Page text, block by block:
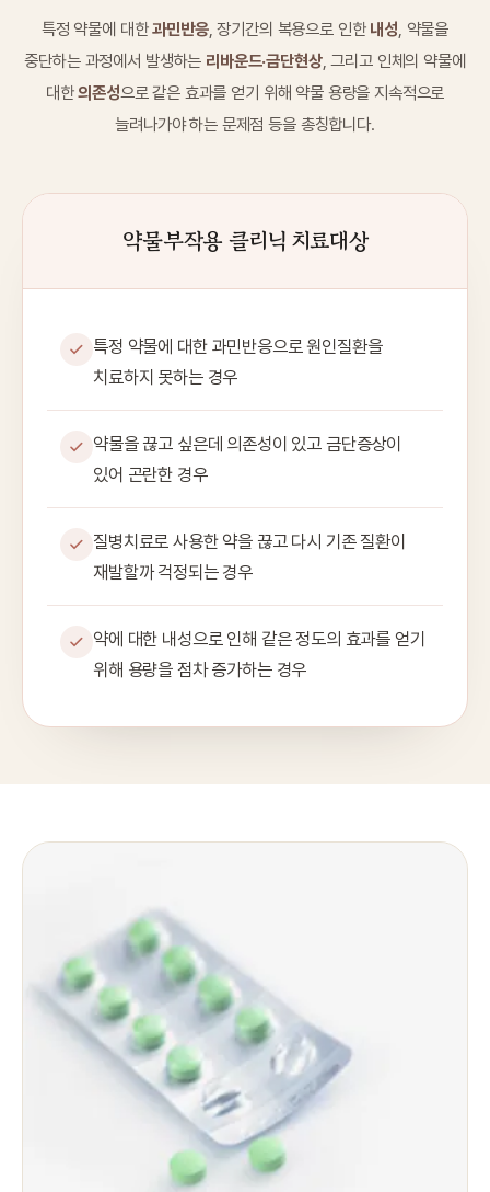
특정 약물에 대한과민반응, 장기간의 복용으로 인한 내성 , 약물을
중단하는 과정에서 발생하는 리바운드·금단현상, 그리고 인체의 약물에
대한의존성으로 같은 효과를 얻기 위해 약물 용량을 지속적으로
늘려나가야 하는 문제점 등을 총칭합니다.
약물부작용 클리닉 치료대상
특정 약물에 대한 과민반응으로 원인질환을
치료하지 못하는 경우
약물을 끊고 싶은데 의존성이 있고 금단증상이
있어 곤란한 경우
질병치료로 사용한 약을 끊고 다시 기존 질환이
재발할까 걱정되는 경우
약에 대한 내성으로 인해 같은 정도의 효과를 얻기
위해 용량을 점차 증가하는 경우